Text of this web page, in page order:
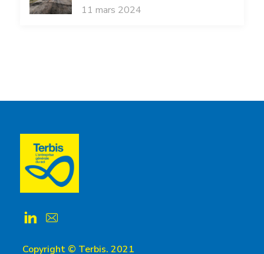
11 mars 2024
Copyright © Terbis. 2021